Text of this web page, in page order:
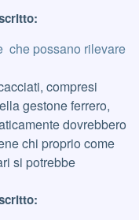
che possano rilevare
compresi
gestone ferrero,
dovrebbero
chi proprio come
si potrebbe